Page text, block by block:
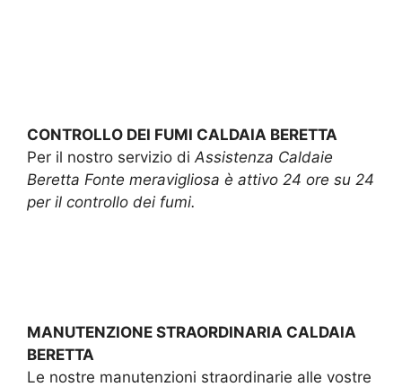
CONTROLLO DEI FUMI CALDAIA BERETTA
Per il nostro servizio diAssistenza Caldaie
Beretta Fonte meravigliosa è attivo 24 ore su 24
per il controllo dei fumi.
MANUTENZIONE STRAORDINARIA CALDAIA
BERETTA
Le nostre manutenzioni straordinarie alle vostre